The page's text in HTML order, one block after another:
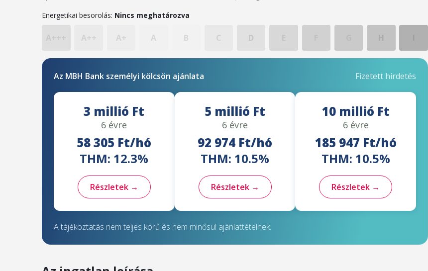
Energetikai besorolás: Nincs meghatározva
A++ A+ A B C D
Az MBH Bank személyi kölcsön ajánlata Fizetett hirdetés
3 millió Ft
6 évre
58 305 Ft/hó
THM: 12.3%
Részletek →
5 millió Ft
6 évre
92 974 Ft/hó
THM: 10.5%
Részletek →
10 millió Ft
6 évre
185 947 Ft/hó
THM: 10.5%
Részletek →
A tájékoztatás nem teljes körű és nem minősül ajánlattételnek.